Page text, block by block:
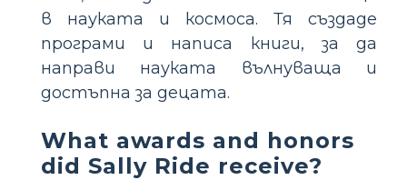
в науката и космоса. Тя създаде
програми и написа книги, за да
направи науката вълнуваща и
достъпна за децата.
What awards and honors
did Sally Ride receive?